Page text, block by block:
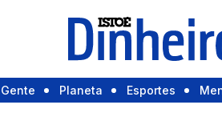
Gente Planeta Esportes